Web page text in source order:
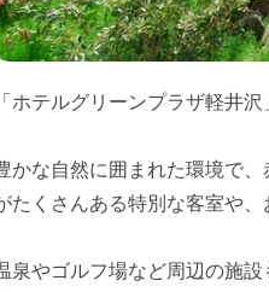
「ホテルグリーンプラザ軽井
かな自然に囲まれた環境で
たくさんある特別な客室や、
泉やゴルフ場など周辺の施